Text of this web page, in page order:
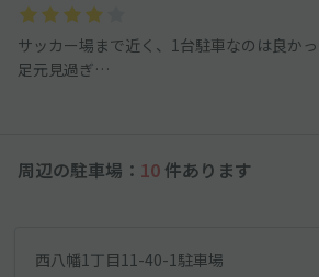
サッカー場まで近く、1台駐車なのは良か
足元見過ぎ…
周辺の駐車場： 10 件あります
西八幡1丁目11-40-1駐車場